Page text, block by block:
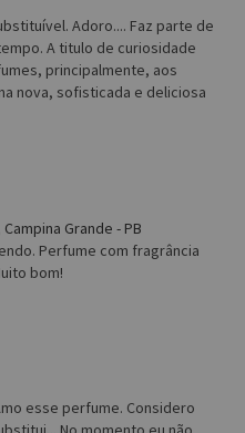
Adoro.... Faz parte de
A titulo de curiosidade
principalmente, aos
nova, sofisticada e deliciosa
Grande - PB
Perfume com fragrância
bom!
esse perfume. Considero